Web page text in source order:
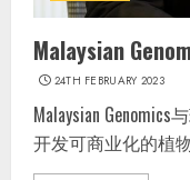
Malaysian
24TH FEBRUARY 2023
Malaysian
开发可商业化的植